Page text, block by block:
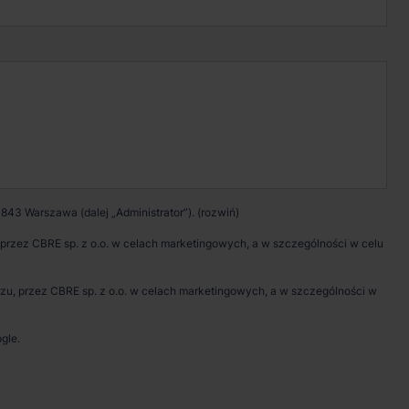
Wypełnij formularz
Warszawa (dalej „Administrator”).
CBRE sp. z o.o. w celach marketingowych, a w szczególności w celu
przez CBRE sp. z o.o. w celach marketingowych, a w szczególności w